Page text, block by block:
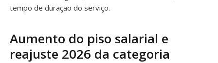
tempo de duração do serviço.
Aumento do piso salarial e
reajuste 2026 da categoria